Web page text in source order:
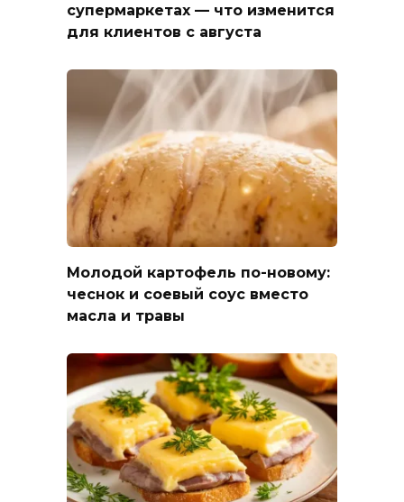
супермаркетах — что изменится
для клиентов с августа
Молодой картофель по-новому:
чеснок и соевый соус вместо
масла и травы